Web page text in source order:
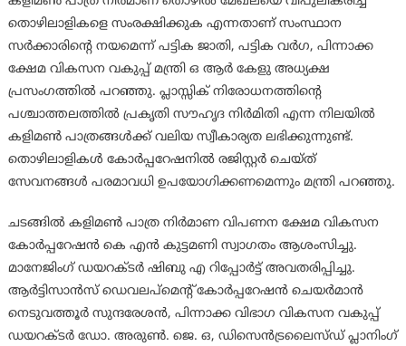
തൊഴിലാളികളെ സംരക്ഷിക്കുക എന്നതാണ് സംസ്ഥാന
സർക്കാരിന്റെ നയമെന്ന് പട്ടിക ജാതി, പട്ടിക വർഗ, പിന്നാക്ക
ക്ഷേമ വികസന വകുപ്പ് മന്ത്രി ഒ ആർ കേളു അധ്യക്ഷ
പ്രസംഗത്തിൽ പറഞ്ഞു. പ്ലാസ്സിക് നിരോധനത്തിന്റെ
പശ്ചാത്തലത്തിൽ പ്രകൃതി സൗഹൃദ നിർമിതി എന്ന നിലയിൽ
കളിമൺ പാത്രങ്ങൾക്ക് വലിയ സ്വീകാര്യത ലഭിക്കുന്നുണ്ട്.
തൊഴിലാളികൾ കോർപ്പറേഷനിൽ രജിസ്റ്റർ ചെയ്ത്
സേവനങ്ങൾ പരമാവധി ഉപയോഗിക്കണമെന്നും മന്ത്രി പറഞ്ഞു.
ചടങ്ങിൽ കളിമൺ പാത്ര നിർമാണ വിപണന ക്ഷേമ വികസന
കോർപ്പറേഷൻ കെ എൻ കുട്ടമണി സ്വാഗതം ആശംസിച്ചു.
മാനേജിംഗ് ഡയറക്ടർ ഷിബു എ റിപ്പോർട്ട് അവതരിപ്പിച്ചു.
ആർട്ടിസാൻസ് ഡെവലപ്മെന്റ് കോർപ്പറേഷൻ ചെയർമാൻ
നെടുവത്തൂർ സുന്ദരേശൻ, പിന്നാക്ക വിഭാഗ വികസന വകുപ്പ്
ഡയറക്ടർ ഡോ. അരുൺ. ജെ. ഒ, ഡിസെൻട്രലൈസ്ഡ് പ്ലാനിംഗ്